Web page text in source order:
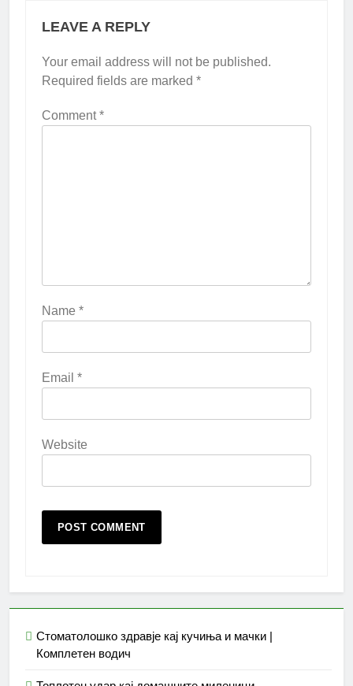
LEAVE A REPLY
Your email address will not be published.
Required fields are marked *
Comment*
Name *
Email *
Website
Стоматолошко здравје кај кучиња и мачки |
Комплетен водич